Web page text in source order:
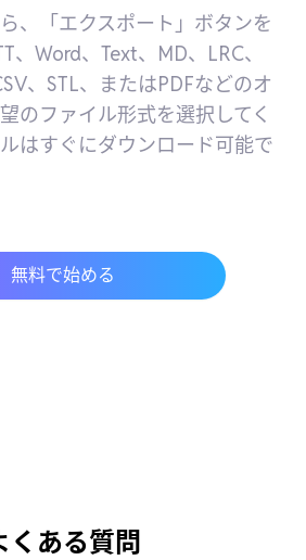
、「エクスポート」ボタンを
、Word、Text、MD、LRC、
、STL、またはPDFなどのオ
のファイル形式を選択してく
はすぐにダウンロード可能で
無料で始める
くある質問